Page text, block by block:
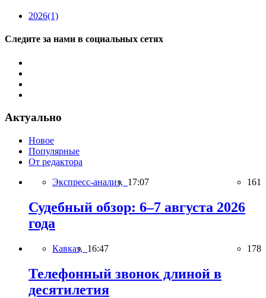
2026(1)
Следите за нами в социальных сетях
Актуально
Новое
Популярные
От редактора
Экспресс-анализ, 17:07 161
Судебный обзор: 6–7 августа 2026
года
Кавказ, 16:47 178
Телефонный звонок длиной в
десятилетия